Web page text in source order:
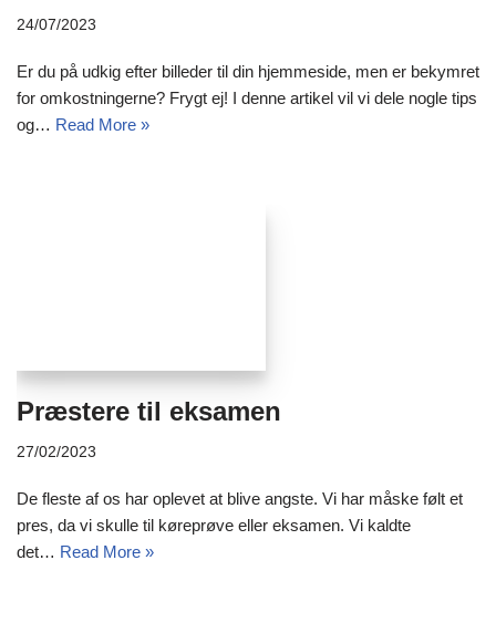
24/07/2023
Er du på udkig efter billeder til din hjemmeside, men er bekymret
for omkostningerne? Frygt ej! I denne artikel vil vi dele nogle tips
og… Read More »
Præstere til eksamen
27/02/2023
De fleste af os har oplevet at blive angste. Vi har måske følt et
pres, da vi skulle til køreprøve eller eksamen. Vi kaldte
det… Read More »